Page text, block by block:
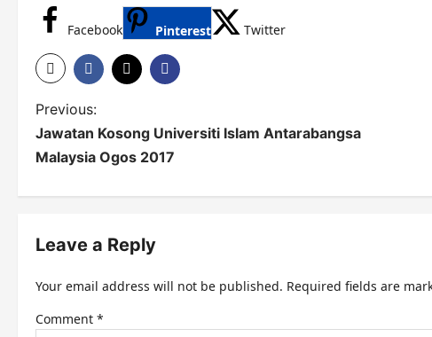
Facebook Pinterest Twitter
P
o
n
Previous:
Jawatan Kosong Universiti Islam Antarabangsa
Malaysia Ogos 2017
Leave a Reply
Your email address will not be published. Required fields are
Comment *